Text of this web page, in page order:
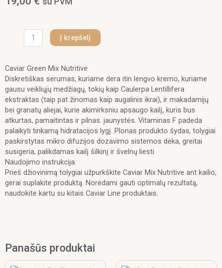
produkto
San
Bernard
Caviar
Green
Mix
Nutritive
100
ml.
Į krepšelį
Caviar Green Mix Nutritive
Diskretiškas serumas, kuriame dera itin lengvo kremo, kuriame
gausu veikliųjų medžiagų, tokių kaip Caulerpa Lentillifera
ekstraktas (taip pat žinomas kaip augalinis ikrai), ir makadamijų
bei granatų aliejai, kurie akimirksniu apsaugo kailį, kuris bus
atkurtas, pamaitintas ir pilnas. jaunystės. Vitaminas F padeda
palaikyti tinkamą hidratacijos lygį. Plonas produkto šydas, tolygiai
paskirstytas mikro difuzijos dozavimo sistemos dėka, greitai
susigeria, palikdamas kailį šilkinį ir švelnų liesti
Naudojimo instrukcija:
Prieš džiovinimą tolygiai užpurkškite Caviar Mix Nutritive ant kailio,
gerai suplakite produktą. Norėdami gauti optimalų rezultatą,
naudokite kartu su kitais Caviar Line produktais.
Panašūs produktai